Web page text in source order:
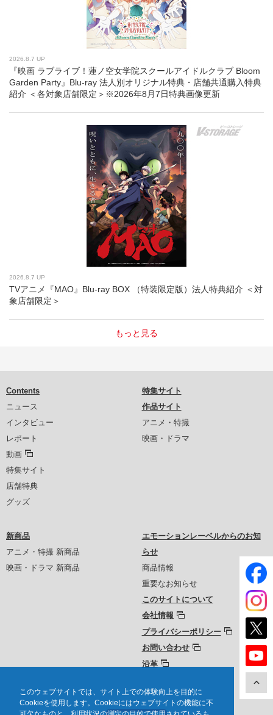
このウェブサイトでは、サイト上での体験向上を目的に
Cookieを使用します。Cookieにはウェブサイトの機能に不
2026.8.7 UP
『映画 ラブライブ！蓮ノ空女学院スクールアイドルクラブ Bloom
Garden Party』Blu-ray 法人別オリジナル特典・店舗共通購入特典
紹介 ＜各対象店舗限定＞※2026年8月7日特典画像更新
2026.8.7 UP
TVアニメ『MAO』Blu-ray BOX （特装限定版）法人特典紹介 ＜対
象店舗限定＞
もっと見る
Contents
ニュース
インタビュー
レポート
動画
特集サイト
店舗特典
グッズ
特集サイト
作品サイト
アニメ・特撮
映画・ドラマ
新商品
アニメ・特撮 新商品
映画・ドラマ 新商品
エモーションレーベルからのお知
らせ
商品情報
重要なお知らせ
このサイトについて
会社情報
プライバシーポリシー
お問い合わせ
沿革